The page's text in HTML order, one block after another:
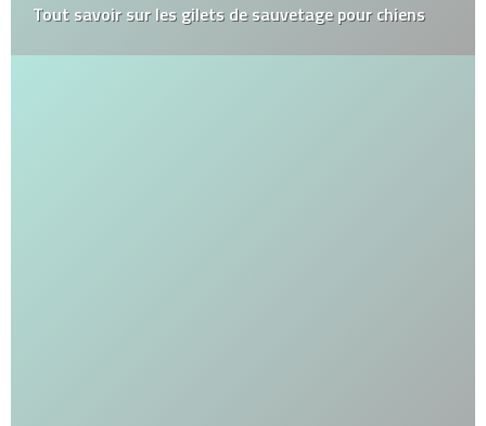
Tout savoir sur les gilets de sauvetage pour chiens